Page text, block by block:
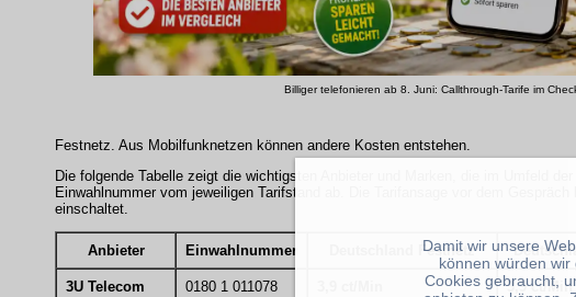
Billiger telefonieren ab 8. Juni: Callthrough-Tarife im
Festnetz. Aus Mobilfunknetzen können andere Kosten entstehen.
Die folgende Tabelle zeigt die wichtigsten Anbieter und Marken, die im Umfeld
Einwahlnummer vom jeweiligen Tarifstand ab. Die Tarifansage vor dem
einschaltet.
Anbieter Einwahlnummer Deutschland Festnetz
3U Telecom 0180 1 011078 3,9 ct/Min
Damit wir unsere
können würden
Cookies gebraucht,